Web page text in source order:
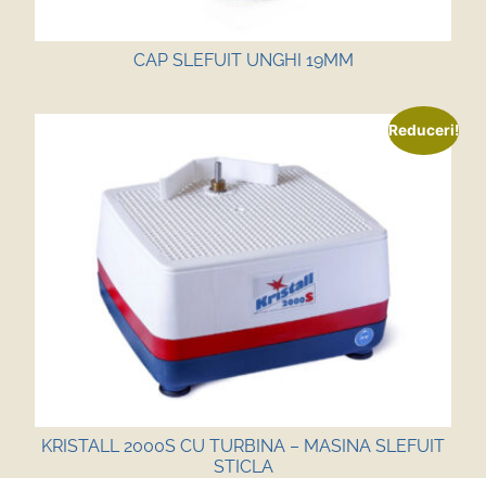
CAP SLEFUIT UNGHI 19MM
Reduceri!
KRISTALL 2000S CU TURBINA – MASINA SLEFUIT
STICLA